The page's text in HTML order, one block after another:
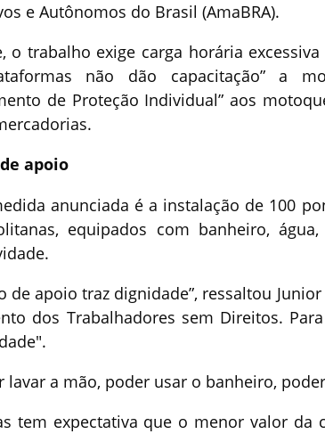
e Autônomos do Brasil (AmaBRA).
o trabalho exige carga horária
não dão capacitação” a
de Proteção Individual” aos
apoio
anunciada é a instalação de 100
equipados com banheiro,
de apoio traz dignidade”, ressaltou
dos Trabalhadores sem Direitos.
lavar a mão, poder usar o banheiro,
tem expectativa que o menor valor